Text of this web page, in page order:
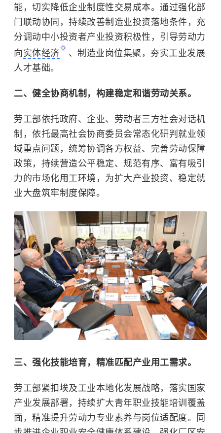
能，切实降低企业制度性交易成本。通过强化部
门联动协同，持续改善制造业投资落地条件，充
分调动中小投资者产业投资积极性，引导劳动力
向实体经济
、制造业岗位集聚，夯实工业发展
人才基础。
二、健全协商机制，构建稳定和谐劳动关系。
劳工部依托政府、企业、劳动者三方社会对话机
制，依托最高社会协商委员会常态化研判就业领
域重点问题，统筹协调各方权益、完善劳动保障
政策，持续营造公平稳定、规范有序、富有吸引
力的市场化用工环境，为扩大产业投资、稳定就
业大盘筑牢制度保障。
三、强化技能培育，精准匹配产业用工需求。
劳工部紧扣埃及工业本地化发展战略，落实国家
产业发展部署，持续扩大青年职业技能培训覆盖
面，精准提升劳动力专业素养与岗位适配度。同